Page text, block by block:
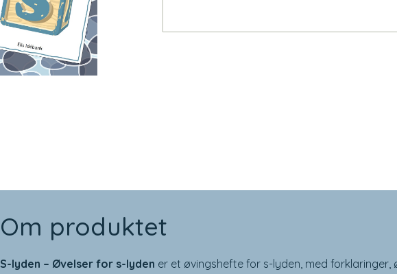
Om produktet
S-lyden – Øvelser for s-lyden er et øvingshefte for s-lyden, med forklaringer,